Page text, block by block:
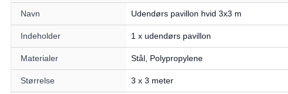
Navn Udendørs pavillon hvid 3x3 m
Indeholder 1 x udendørs pavillon
Materialer Stål, Polypropylene
Størrelse 3 x 3 meter